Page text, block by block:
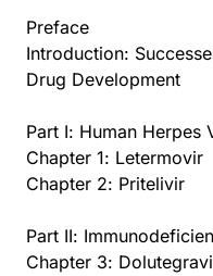
Preface
Introduction:
Drug Development
Part I: Human Herpes
Chapter 1: Letermovir
Chapter 2: Pritelivir
Part II:
Chapter 3: